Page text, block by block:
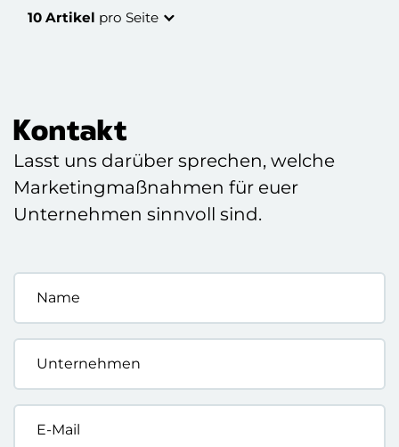
10 Artikel pro Seite
Kontakt
Lasst uns darüber sprechen, welche
Marketingmaßnahmen für euer
Unternehmen sinnvoll sind.
Name
Unternehmen
E-
Mail